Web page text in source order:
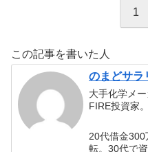
1
この記事を書いた人
のまどサラ
大手化学メ
FIRE投資家。
20代借金300
転。30代で